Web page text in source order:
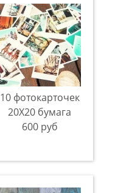
10 фотокарточек
20Х20 бумага
600 руб